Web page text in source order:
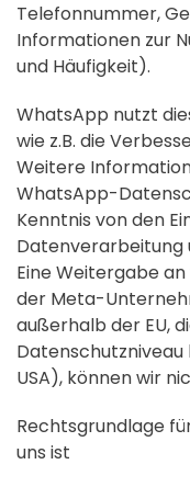
Telefonnummer,
Informationen zur
und Häufigkeit).
WhatsApp nutzt
wie z.B. die
Weitere
WhatsApp-
Kenntnis von den
Datenverarbeitung
Eine Weitergabe
der Meta-
außerhalb der EU,
USA), können wir
Rechtsgrundlage
uns ist